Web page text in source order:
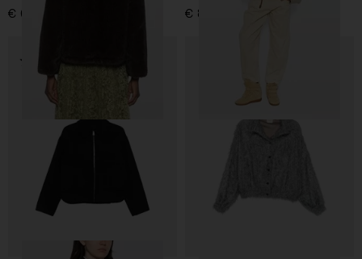
€ 635,00 € 890,00